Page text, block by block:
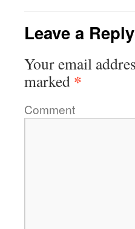
Leave a Reply
Your email
marked *
Comment